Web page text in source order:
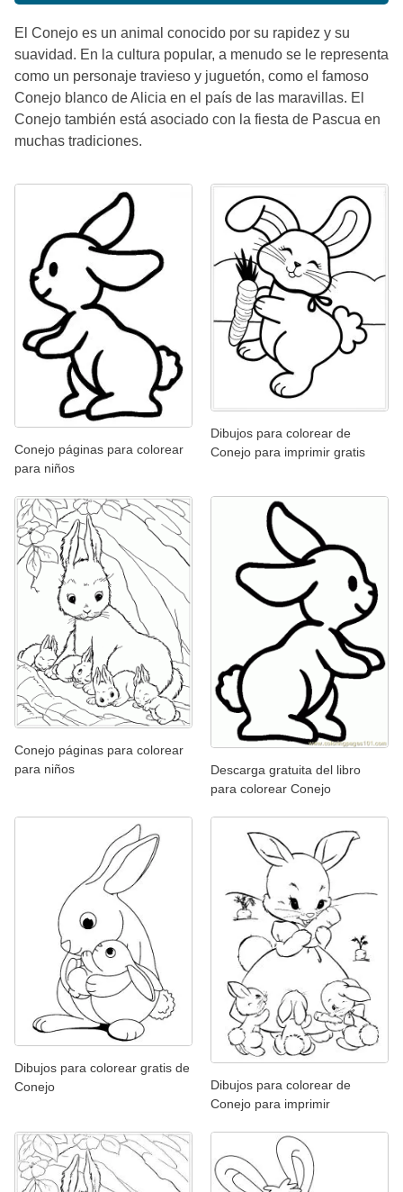
El Conejo es un animal conocido por su rapidez y su
suavidad. En la cultura popular, a menudo se le representa
como un personaje travieso y juguetón, como el famoso
Conejo blanco de Alicia en el país de las maravillas. El
Conejo también está asociado con la fiesta de Pascua en
muchas tradiciones.
Conejo páginas para colorear
para niños
Dibujos para colorear de
Conejo para imprimir gratis
Conejo páginas para colorear
para niños
Descarga gratuita del libro
para colorear Conejo
Dibujos para colorear gratis de
Conejo
Dibujos para colorear de
Conejo para imprimir